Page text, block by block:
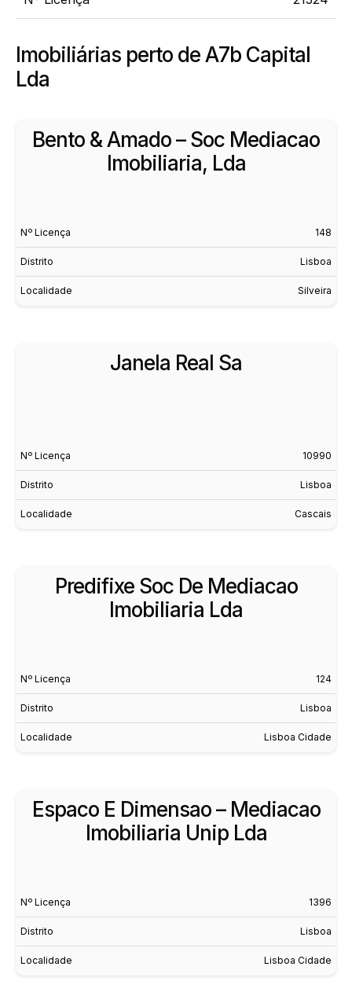
Imobiliárias perto de A7b Capital
Lda
Bento & Amado – Soc Mediacao
Imobiliaria, Lda
Nº Licença 148
Distrito Lisboa
Localidade Silveira
Janela Real Sa
Nº Licença 10990
Distrito Lisboa
Localidade Cascais
Predifixe Soc De Mediacao
Imobiliaria Lda
Nº Licença 124
Distrito Lisboa
Localidade Lisboa Cidade
Espaco E Dimensao – Mediacao
Imobiliaria Unip Lda
Nº Licença 1396
Distrito Lisboa
Localidade Lisboa Cidade